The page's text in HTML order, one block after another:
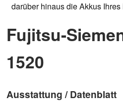
darüber hinaus die Akkus Ihres
Fujitsu-
1520
Ausstattung / Datenblatt